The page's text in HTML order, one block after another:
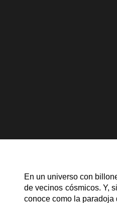
En un universo con
de vecinos cósmicos. Y,
conoce como la